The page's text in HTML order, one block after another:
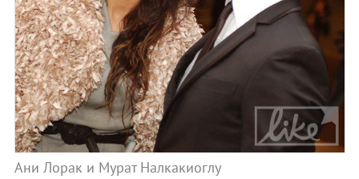
Ани Лорак и Мурат Налкакиоглу